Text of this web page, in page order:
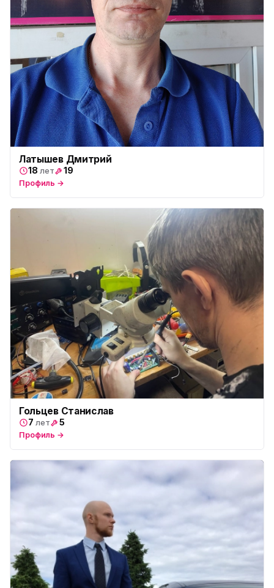
Латышев Дмитрий
18 лет 19
Профиль →
Гольцев Станислав
7 лет 5
Профиль →